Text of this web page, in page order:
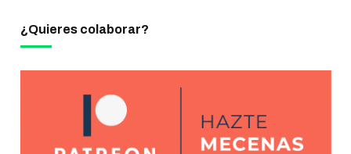
¿Quieres colaborar?